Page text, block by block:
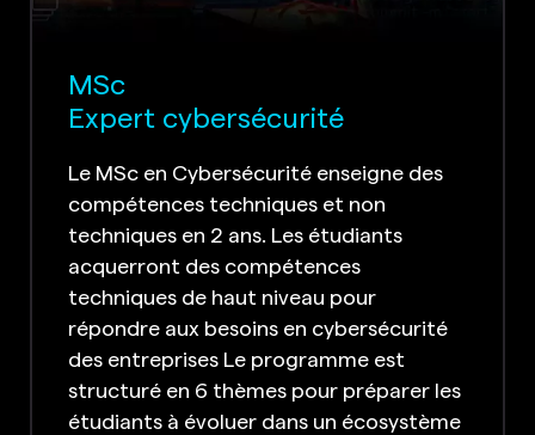
MSc
Expert cybersécurité
Le MSc en Cybersécurité enseigne des
compétences techniques et non
techniques en 2 ans. Les étudiants
acquerront des compétences
techniques de haut niveau pour
répondre aux besoins en cybersécurité
des entreprises Le programme est
structuré en 6 thèmes pour préparer les
étudiants à évoluer dans un écosystème